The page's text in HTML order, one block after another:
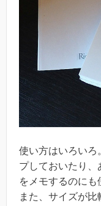
使い方はいろいろ
プしておいたり、
をメモするのにも
また、サイズが